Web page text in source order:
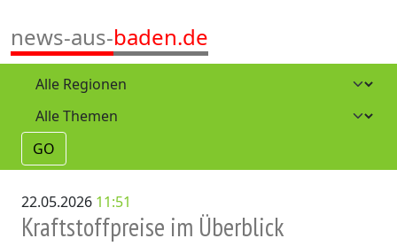
news-aus-baden.de
GO
22.05.2026 11:51
Kraftstoffpreise im Überblick